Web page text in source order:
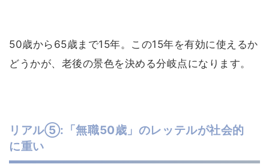
50歳から65歳まで15年。この15年を有効に使えるか
どうかが、老後の景色を決める分岐点になります。
リアル⑤:「無職50歳」のレッテルが社会的
に重い